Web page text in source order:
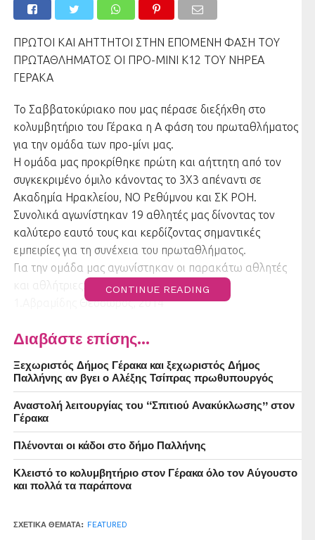
ΠΡΩΤΟΙ ΚΑΙ ΑΗΤΤΗΤΟΙ ΣΤΗΝ ΕΠΟΜΕΝΗ ΦΑΣΗ ΤΟΥ
ΠΡΩΤΑΘΛΗΜΑΤΟΣ ΟΙ ΠΡΟ-ΜΙΝΙ Κ12 ΤΟΥ ΝΗΡΕΑ
ΓΕΡΑΚΑ
Το Σαββατοκύριακο που μας πέρασε διεξήχθη στο
κολυμβητήριο του Γέρακα η Α φάση του πρωταθλήματος
για την ομάδα των προ-μίνι μας.
Η ομάδα μας προκρίθηκε πρώτη και αήττητη από τον
συγκεκριμένο όμιλο κάνοντας το 3Χ3 απέναντι σε
Ακαδημία Ηρακλείου, ΝΟ Ρεθύμνου και ΣΚ ΡΟΗ.
Συνολικά αγωνίστηκαν 19 αθλητές μας δίνοντας τον
καλύτερο εαυτό τους και κερδίζοντας σημαντικές
εμπειρίες για τη συνέχεια του πρωταθλήματος.
Για την ομάδα μας αγωνίστηκαν οι παρακάτω αθλητές
και αθλήτριες:
1.Αβραμίδης Θεόδωρος, 2014
3.Ασλάνης Μιχάλης, 2014
5.Ζαχαράκης Μιχάλης, 2014 (Τ)
6.Καλόσακας Μάνος, 2015
7.Καραβαγγέλης Χρυσόστομος, 2015
8.Κούστας Κωνσταντίνος, 2014
9.Λιαπάτης Οδυσσέας, 2015
10.Λυμπεροπούλου Ελένη, 2015
11.Μάνου Βάλια, 2014
14.Νάσης Γιάννης, 2014
CONTINUE READING
Διαβάστε επίσης...
Ξεχωριστός Δήμος Γέρακα και ξεχωριστός Δήμος
Παλλήνης αν βγει ο Αλέξης Τσίπρας πρωθυπουργός
Αναστολή λειτουργίας του “Σπιτιού Ανακύκλωσης” στον
Γέρακα
Πλένονται οι κάδοι στο δήμο Παλλήνης
Κλειστό το κολυμβητήριο στον Γέρακα όλο τον Αύγουστο
και πολλά τα παράπονα
ΣΧΕΤΙΚΆ ΘΈΜΑΤΑ: FEATURED